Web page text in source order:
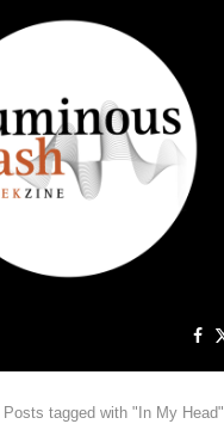
Posts tagged with "In My Head"